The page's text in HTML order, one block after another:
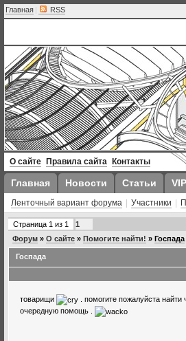
Главная | RSS
О сайте Правила сайта Контакты
Главная Новости Статьи
Ленточный вариант форума Участники
Страница 1 из 1
1
Форум » О сайте » Помогите найти! » Госпада
Госпада
товарищи
. помогите пожалуйста
очередную помощь .